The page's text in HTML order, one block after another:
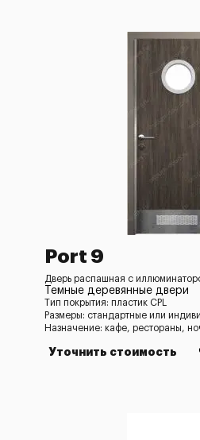
Port 9
Дверь распашная с
Темные деревянные двери
Тип покрытия: пластик CPL
Размеры: стандартные или
Назначение: кафе, рестораны,
Уточнить стоимость